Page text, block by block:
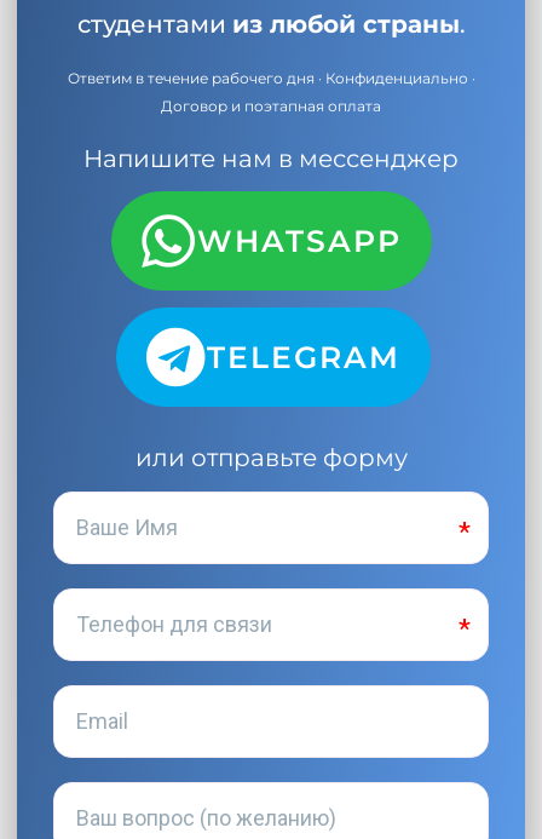
студентами из любой страны.
Ответим в течение рабочего дня · Конфиденциально ·
Договор и поэтапная оплата
Напишите нам в мессенджер
WHATSAPP
TELEGRAM
или отправьте форму